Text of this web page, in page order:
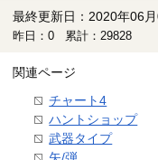
最終更新日：2020年06
昨日：0 累計：29828
関連ページ
チャート4
ハントショップ
武器タイプ
矢/弾